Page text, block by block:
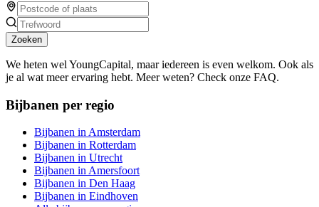
Zoeken
We heten wel YoungCapital, maar iedereen is even welkom. Ook als
je al wat meer ervaring hebt. Meer weten? Check onze FAQ.
Bijbanen per regio
Bijbanen in Amsterdam
Bijbanen in Rotterdam
Bijbanen in Utrecht
Bijbanen in Amersfoort
Bijbanen in Den Haag
Bijbanen in Eindhoven